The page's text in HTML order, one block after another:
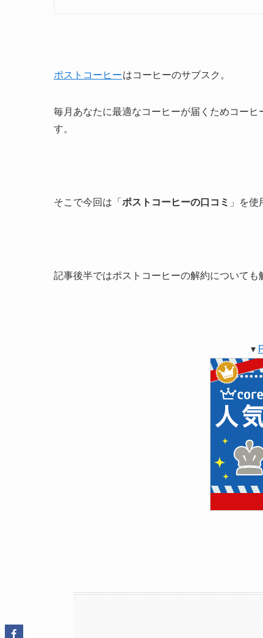
ポストコーヒーはコーヒーのサブスク。
毎月あなたに最適なコーヒーが届くためコーヒ
す。
そこで今回は「 ポストコーヒーの口コミ 」を
記事後半ではポストコーヒーの解約についても
▾